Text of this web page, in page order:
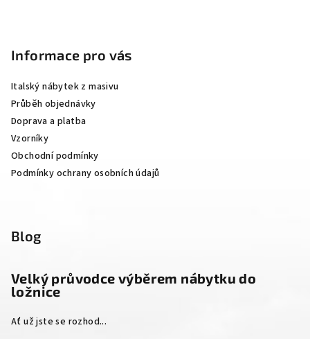
Informace pro vás
Italský nábytek z masivu
Průběh objednávky
Doprava a platba
Vzorníky
Obchodní podmínky
Podmínky ochrany osobních údajů
Blog
Velký průvodce výběrem nábytku do
ložnice
Ať už jste se rozhod...